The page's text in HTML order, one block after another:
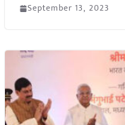
September 13, 2023